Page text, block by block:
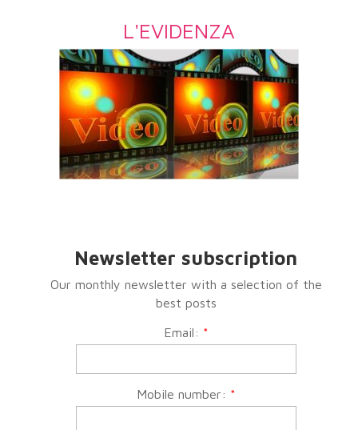
L'EVIDENZA
Newsletter subscription
Our monthly newsletter with a selection of the
best posts
Email: *
Mobile number: *